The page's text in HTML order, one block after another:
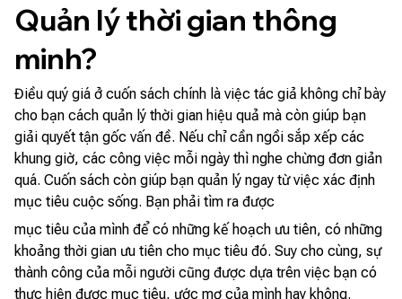
Quản lý thời gian thông
minh?
Điều quý giá ở cuốn sách chính là việc tác giả không chỉ bày
cho bạn cách quản lý thời gian hiệu quả mà còn giúp bạn
giải quyết tận gốc vấn đề. Nếu chỉ cần ngồi sắp xếp các
khung giờ, các công việc mỗi ngày thì nghe chừng đơn giản
quá. Cuốn sách còn giúp bạn quản lý ngay từ việc xác định
mục tiêu cuộc sống. Bạn phải tìm ra được
mục tiêu của mình để có những kế hoạch ưu tiên, có những
khoảng thời gian ưu tiên cho mục tiêu đó. Suy cho cùng, sự
thành công của mỗi người cũng được dựa trên việc bạn có
thực hiện được mục tiêu, ước mơ của mình hay không.